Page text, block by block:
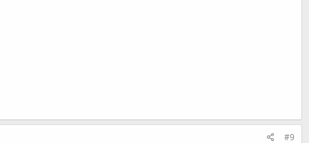
#9